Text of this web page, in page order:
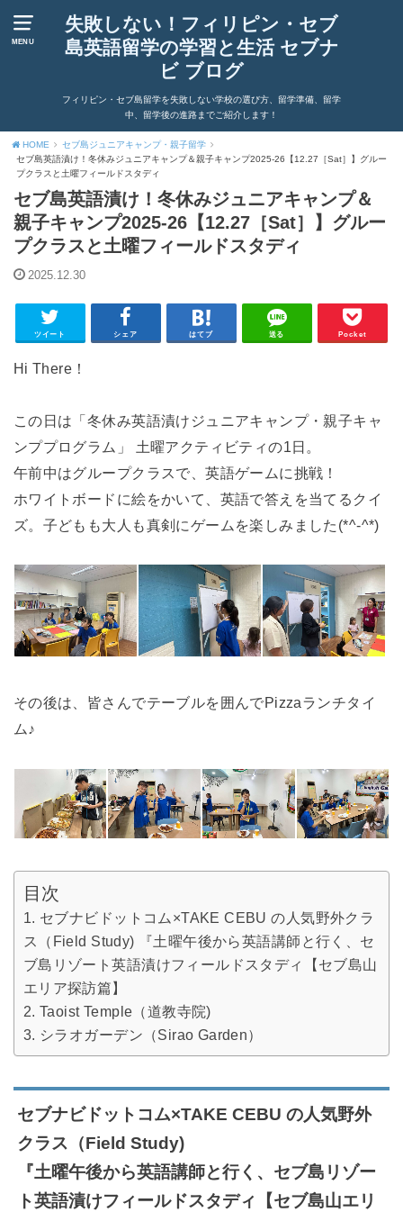
MENU
失敗しない！フィリピン・セブ
島英語留学の学習と生活 セブナ
ビ ブログ
フィリピン・セブ島留学を失敗しない学校の選び方、留学準備、留学
中、留学後の進路までご紹介します！
HOME
セブ島ジュニアキャンプ・親子留学
セブ島英語漬け！冬休みジュニアキャンプ＆親子キャンプ2025-26【12.27［Sat］】グルー
プクラスと土曜フィールドスタディ
セブ島英語漬け！冬休みジュニアキャンプ＆
親子キャンプ2025-26【12.27［Sat］】グルー
プクラスと土曜フィールドスタディ
2025.12.30
ツイート シェア はてブ 送る Pocket
Hi There！
この日は「冬休み英語漬けジュニアキャンプ・親子キャ
ンププログラム」 土曜アクティビティの1日。
午前中はグループクラスで、英語ゲームに挑戦！
ホワイトボードに絵をかいて、英語で答えを当てるクイ
ズ。子どもも大人も真剣にゲームを楽しみました(*^-^*)
その後は、皆さんでテーブルを囲んでPizzaランチタイ
ム♪
目次
セブナビドットコム×TAKE CEBU の人気野外クラ
ス（Field Study) 『土曜午後から英語講師と行く、セ
ブ島リゾート英語漬けフィールドスタディ【セブ島山
エリア探訪篇】
Taoist Temple（道教寺院)
シラオガーデン（Sirao Garden）
セブナビドットコム×TAKE CEBU の人気野外
クラス（Field Study)
『土曜午後から英語講師と行く、セブ島リゾー
ト英語漬けフィールドスタディ【セブ島山エリ